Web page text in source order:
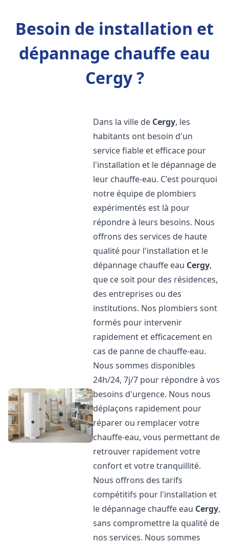
Besoin de installation et
dépannage chauffe eau
Cergy ?
Dans la ville de Cergy, les
habitants ont besoin d'un
service fiable et efficace pour
l'installation et le dépannage de
leur chauffe-eau. C'est pourquoi
notre équipe de plombiers
expérimentés est là pour
répondre à leurs besoins. Nous
offrons des services de haute
qualité pour l'installation et le
dépannage chauffe eau Cergy,
que ce soit pour des résidences,
des entreprises ou des
institutions. Nos plombiers sont
formés pour intervenir
rapidement et efficacement en
cas de panne de chauffe-eau.
Nous sommes disponibles
24h/24, 7j/7 pour répondre à vos
besoins d'urgence. Nous nous
déplaçons rapidement pour
réparer ou remplacer votre
chauffe-eau, vous permettant de
retrouver rapidement votre
confort et votre tranquillité.
Nous offrons des tarifs
compétitifs pour l'installation et
le dépannage chauffe eau Cergy,
sans compromettre la qualité de
nos services. Nous sommes